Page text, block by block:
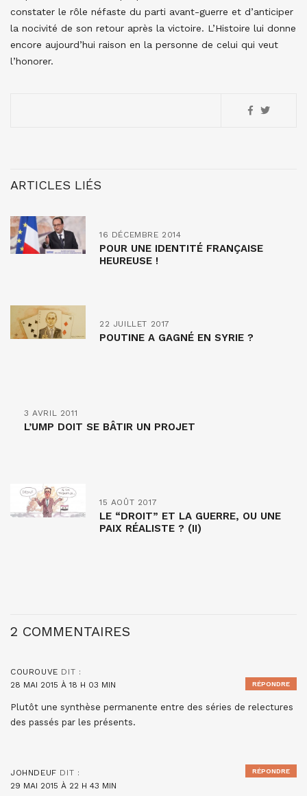
constater le rôle néfaste du parti avant-guerre et d’anticiper
la nocivité de son retour après la victoire. L’Histoire lui donne
encore aujourd’hui raison en la personne de celui qui veut
l’honorer.
ARTICLES LIÉS
16 DÉCEMBRE 2014
POUR UNE IDENTITÉ FRANÇAISE
HEUREUSE !
22 JUILLET 2017
POUTINE A GAGNÉ EN SYRIE ?
3 AVRIL 2011
L’UMP DOIT SE BÂTIR UN PROJET
15 AOÛT 2017
LE “DROIT” ET LA GUERRE, OU UNE
PAIX RÉALISTE ? (II)
2 COMMENTAIRES
COUROUVE DIT :
28 MAI 2015 À 18 H 03 MIN
Plutôt une synthèse permanente entre des séries de relectures
des passés par les présents.
RÉPONDRE
JOHNDEUF DIT :
29 MAI 2015 À 22 H 43 MIN
RÉPONDRE